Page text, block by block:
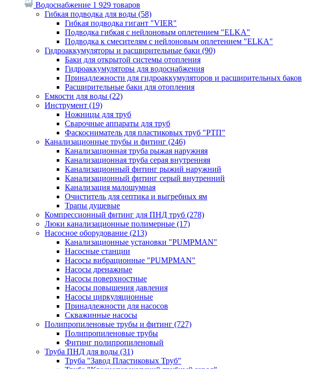
Водоснабжение 1 929 товаров
Гибкая подводка для воды (58)
Гибкая подводка гигант "VIER"
Подводка гибкая с нейлоновым оплетением "ELKA"
Подводка к смесителям с нейлоновым оплетением "ELKA"
Гидроаккумуляторы и расширительные баки (90)
Баки для открытой системы отопления
Гидроаккумуляторы для водоснабжения
Принадлежности для гидроаккумуляторов и расширительных баков
Расширительные баки для отопления
Емкости для воды (22)
Инструмент (19)
Ножницы для труб
Сварочные аппараты для труб
Фаскосниматель для пластиковых труб "РТП"
Канализационные трубы и фитинг (246)
Канализационная труба рыжая наружняя
Канализационная труба серая внутренняя
Канализационный фитинг рыжий наружний
Канализационный фитинг серый внутренний
Канализация малошумная
Очиститель для септика и выгребных ям
Трапы душевые
Компрессионный фитинг для ПНД труб (278)
Люки канализационные полимерные (17)
Насосное оборудование (213)
Канализационные установки "PUMPMAN"
Насосные станции
Насосы вибрационные "PUMPMAN"
Насосы дренажные
Насосы поверхностные
Насосы повышения давления
Насосы циркуляционные
Принадлежности для насосов
Скважинные насосы
Полипропиленовые трубы и фитинг (727)
Полипропиленовые трубы
Фитинг полипропиленовый
Труба ПНД для воды (31)
Труба "Завод Пластиковых Труб"